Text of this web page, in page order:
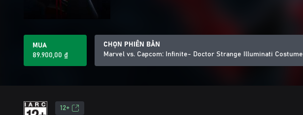
MUA
89.900,00 ₫
CHỌN PHIÊN BẢN
Marvel vs. Capcom: Infinite- Doctor Strange Illuminati Costume
12+